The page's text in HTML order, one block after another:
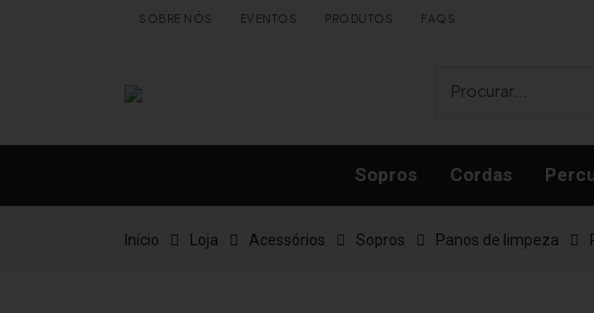
SOBRE NÓS EVENTOS PRODUTOS FAQS
Sopros Cordas
Início Loja Acessórios Sopros Panos de limpeza